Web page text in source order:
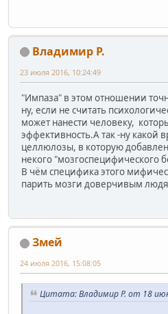
Владимир Р.
23 июля 2016, 10:24:49
"Импаза" в этом отношении
ну, если не считать
может нанести человеку,
эффективность.А так -ну какой
целлюлозы, в которую
некого "мозгоспецифического
В чём специфика этого
парить мозги доверчивым
Змей
24 июля 2016, 15:08:05
Цитата: Владимир Р. от 18